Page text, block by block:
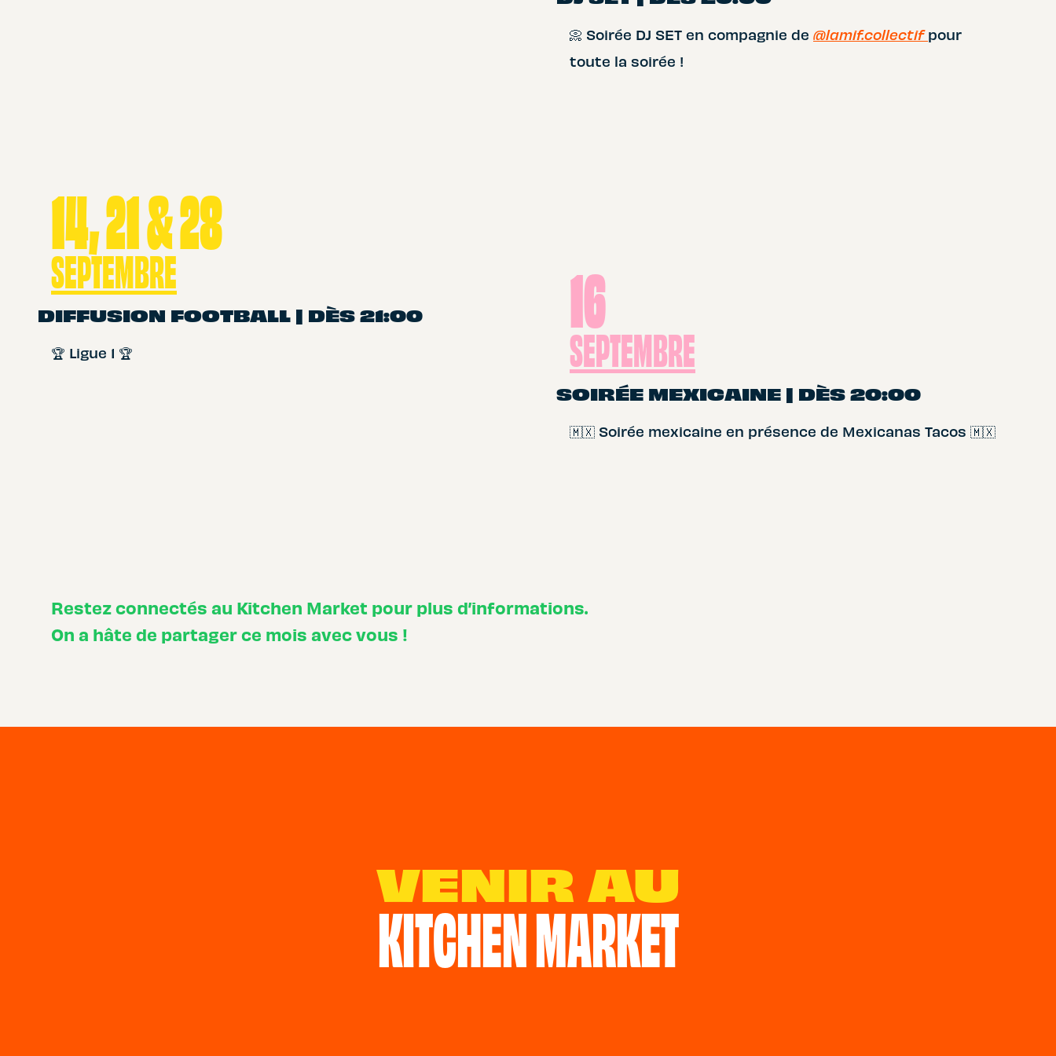
📀 Soirée DJ SET en compagnie de @lamif.collectifpour
toute la soirée !
14, 21 & 28
SEPTEMBRE
DIFFUSION FOOTBALL | DÈS 21:00
🏆 Ligue 1 🏆
16
SEPTEMBRE
SOIRÉE MEXICAINE | DÈS 20:00
🇲🇽 Soirée mexicaine en présence de Mexicanas Tacos 🇲🇽
Restez connectés au Kitchen Market pour plus d’informations.
On a hâte de partager ce mois avec vous !
VENIR AU
KITCHEN MARKET